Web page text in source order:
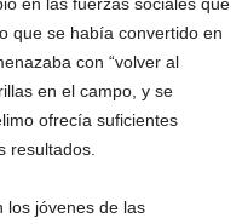
que se había convertido en
con “volver al
en el campo, y se
ofrecía suficientes
resultados.
los jóvenes de las